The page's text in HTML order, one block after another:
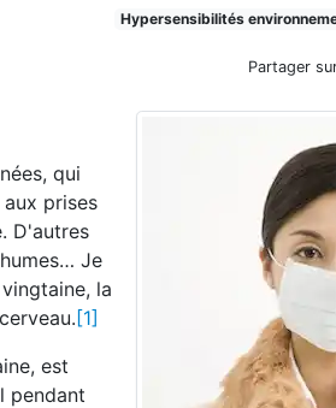
résistance
Hypersensibilités
Partager
qui
prises
D'autres
Je
la
[1]
est
pendant